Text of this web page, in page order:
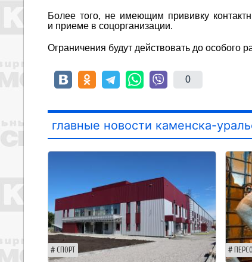
Более того, не имеющим прививку
и приеме в соцорганизации.
Ограничения будут действовать до особого
0
главные новости каменска-
СПОРТ